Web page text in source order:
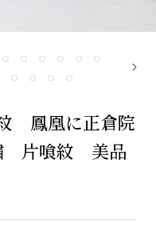
鳳凰に正倉院
片喰紋 美品